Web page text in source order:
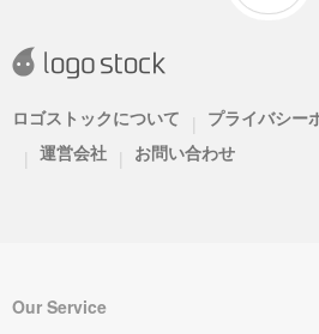
ロゴストックについて | プライバシー
| 運営会社 | お問い合わせ
Our Service